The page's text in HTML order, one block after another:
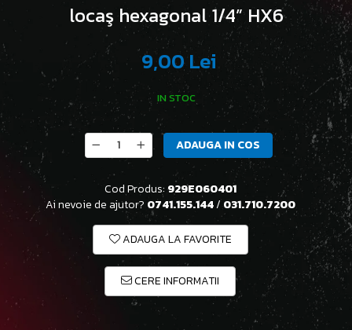
locaş hexagonal 1/4” HX6
9,00 Lei
IN STOC
ADAUGA IN COS
Cod Produs:929E060401
Ai nevoie de ajutor? 0741.155.144/ 031.710.7200
ADAUGA LA FAVORITE
CERE INFORMATII